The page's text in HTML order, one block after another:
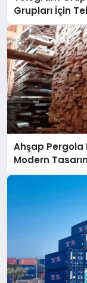
Grupları İçin
Ahşap Pergola
Modern